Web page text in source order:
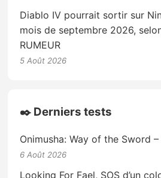
Diablo IV pourrait sortir sur
mois de septembre 2026,
RUMEUR
5 Août 2026
✒️ Derniers tests
Onimusha: Way of the Sword –
6 Août 2026
Looking For Fael, SOS d’un